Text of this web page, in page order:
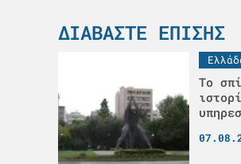
ΔΙΑΒΆΣΤΕ ΕΠΊΣΗΣ
Το